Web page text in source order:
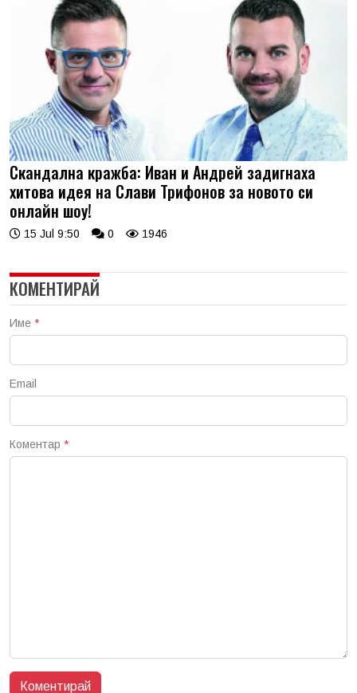
Скандална кражба: Иван и Андрей задигнаха
хитова идея на Слави Трифонов за новото си
онлайн шоу!
15 Jul 9:50 0 1946
КОМЕНТИРАЙ
Име *
Email
Коментар *